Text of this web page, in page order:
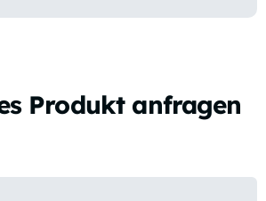
Produkt anfragen